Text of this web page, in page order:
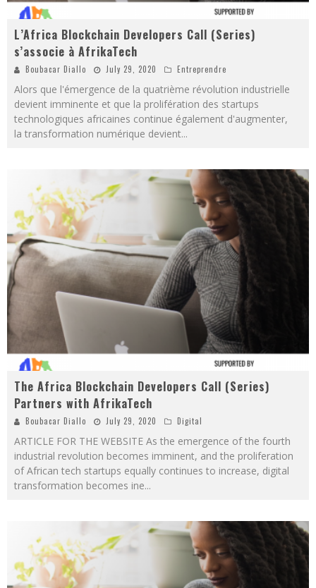
L’Africa Blockchain Developers Call (Series)
s’associe à AfrikaTech
Boubacar Diallo July 29, 2020 Entreprendre
Alors que l'émergence de la quatrième révolution industrielle
devient imminente et que la prolifération des startups
technologiques africaines continue également d'augmenter,
la transformation numérique devient...
The Africa Blockchain Developers Call (Series)
Partners with AfrikaTech
Boubacar Diallo July 29, 2020 Digital
ARTICLE FOR THE WEBSITE As the emergence of the fourth
industrial revolution becomes imminent, and the proliferation
of African tech startups equally continues to increase, digital
transformation becomes ine...